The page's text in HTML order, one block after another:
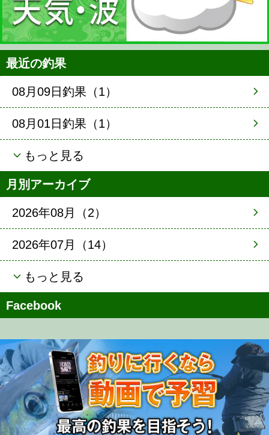
最近の釣果
08月09日釣果（1）
08月01日釣果（1）
もっと見る
月別アーカイブ
2026年08月（2）
2026年07月（14）
もっと見る
Facebook